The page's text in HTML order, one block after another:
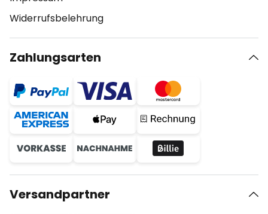
Widerrufsbelehrung
Zahlungsarten
Versandpartner